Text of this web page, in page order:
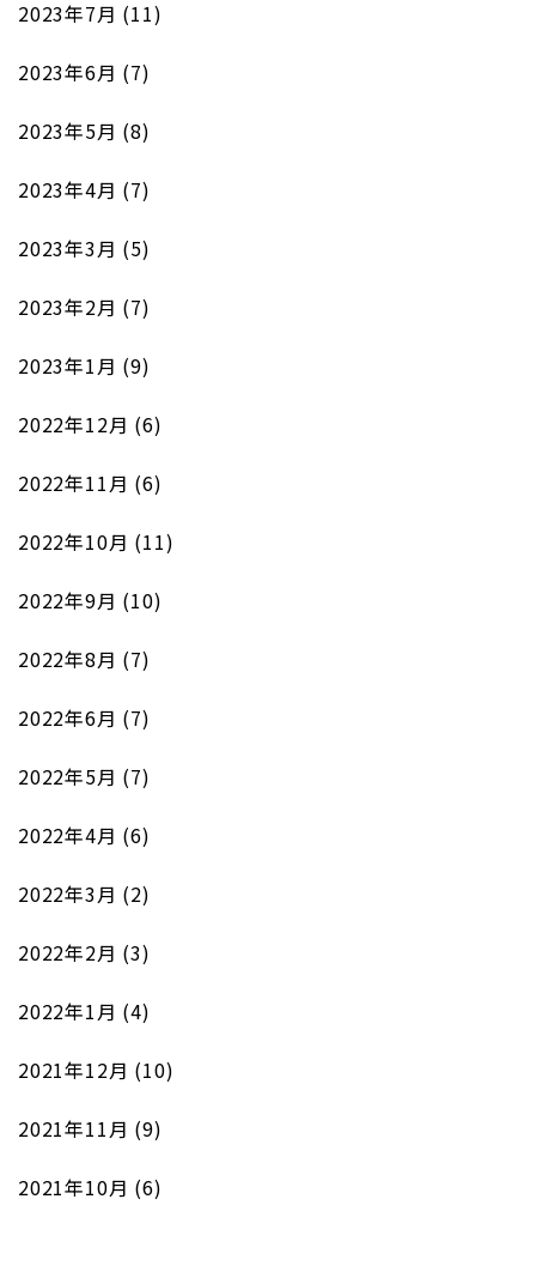
2023年7月 (11)
2023年6月 (7)
2023年5月 (8)
2023年4月 (7)
2023年3月 (5)
2023年2月 (7)
2023年1月 (9)
2022年12月 (6)
2022年11月 (6)
2022年10月 (11)
2022年9月 (10)
2022年8月 (7)
2022年6月 (7)
2022年5月 (7)
2022年4月 (6)
2022年3月 (2)
2022年2月 (3)
2022年1月 (4)
2021年12月 (10)
2021年11月 (9)
2021年10月 (6)